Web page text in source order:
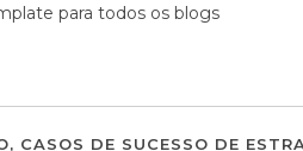
para todos os blogs
, CASOS DE SUCESSO DE